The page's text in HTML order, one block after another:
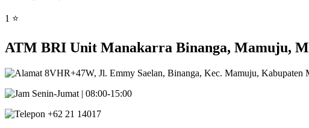
1 ⭐
ATM BRI Unit Manakarra Binanga, Mamuju,
8VHR+47W, Jl. Emmy Saelan, Binanga, Kec. Mamuju, Kabupaten
Senin-Jumat | 08:00-15:00
+62 21 14017